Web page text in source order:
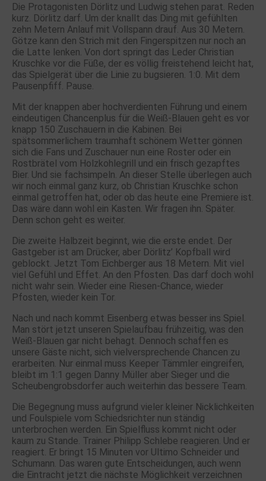
Die Protagonisten Dörlitz und Ludwig stehen parat. Reden
kurz. Dörlitz darf. Um der knallt das Ding mit gefühlten
zehn Metern Anlauf mit Vollspann drauf. Aus 30 Metern.
Götze kann den Strich mit den Fingerspitzen nur noch an
die Latte lenken. Von dort springt das Leder Christian
Kruschke vor die Füße, der es völlig freistehend leicht hat,
das Spielgerät über die Linie zu bugsieren. 1:0. Mit dem
Pausenpfiff. Pause.
Mit der knappen aber hochverdienten Führung und einem
eindeutigen Chancenplus für die Weiß-Blauen geht es vor
knapp 150 Zuschauern in die Kabinen. Bei
spätsommerlichem traumhaft schönem Wetter gönnen
sich die Fans und Zuschauer nun eine Roster oder ein
Rostbrätel vom Holzkohlegrill und ein frisch gezapftes
Bier. Und sie fachsimpeln. An dieser Stelle überlegen auch
wir noch einmal ganz kurz, ob Christian Kruschke schon
einmal getroffen hat, oder ob das heute eine Premiere ist.
Das wäre dann wohl ein Kasten. Wir fragen ihn. Später.
Denn schon geht es weiter.
Die zweite Halbzeit beginnt, wie die erste endet. Der
Gastgeber ist am Drücker, aber Dörlitz’ Kopfball wird
geblockt. Jetzt Tom Eichberger aus 18 Metern. Mit viel
viel Gefühl und Effet. An den Pfosten. Das darf doch wohl
nicht wahr sein. Wieder eine Riesen-Chance, wieder
Pfosten, wieder kein Tor.
Nach und nach kommt Eisenberg etwas besser ins Spiel.
Man stört jetzt unseren Spielaufbau frühzeitig, was den
Weiß-Blauen gar nicht behagt. Dennoch schaffen es
unsere Gäste nicht, sich vielversprechende Chancen zu
erarbeiten. Nur einmal muss Keeper Tämmler eingreifen,
bleibt im 1:1 gegen Danny Müller aber Sieger und die
Scheubengrobsdorfer auch weiterhin das bessere Team.
Die Begegnung muss aufgrund vieler kleiner Nicklichkeiten
und Foulspiele vom Schiedsrichter nun ständig
unterbrochen werden. Ein Spielfluss kommt nicht oder
kaum zu Stande. Trainer Philipp Schlebe reagieren. Und er
reagiert. Er bringt 15 Minuten vor Ultimo Schneider und
Schumann. Das waren gute Entscheidungen, auch wenn
die Eintracht jetzt die nächste Möglichkeit verzeichnen